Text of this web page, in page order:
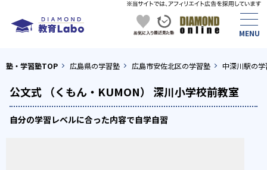
塾・学習塾TOP 広島県の学習塾 広島市安佐北区の学習塾 中深川駅の学
公文式 （くもん・KUMON） 深川小学校前教室
自分の学習レベルに合った内容で自学自習